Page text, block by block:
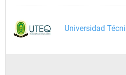
Universidad